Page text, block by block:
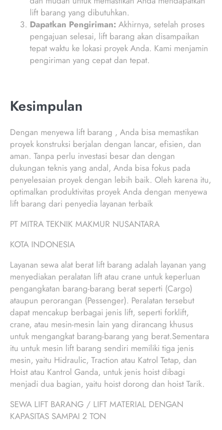
lift barang yang dibutuhkan.
Dapatkan Pengiriman: Akhirnya, setelah proses
pengajuan selesai, lift barang akan disampaikan
tepat waktu ke lokasi proyek Anda. Kami menjamin
pengiriman yang cepat dan tepat.
Kesimpulan
Dengan menyewa lift barang , Anda bisa memastikan
proyek konstruksi berjalan dengan lancar, efisien, dan
aman. Tanpa perlu investasi besar dan dengan
dukungan teknis yang andal, Anda bisa fokus pada
penyelesaian proyek dengan lebih baik. Oleh karena itu,
optimalkan produktivitas proyek Anda dengan menyewa
lift barang dari penyedia layanan terbaik
PT MITRA TEKNIK MAKMUR NUSANTARA
KOTA INDONESIA
Layanan sewa alat berat lift barang adalah layanan yang
menyediakan peralatan lift atau crane untuk keperluan
pengangkatan barang-barang berat seperti (Cargo)
ataupun perorangan (Pessenger). Peralatan tersebut
dapat mencakup berbagai jenis lift, seperti forklift,
crane, atau mesin-mesin lain yang dirancang khusus
untuk mengangkat barang-barang yang berat.Sementara
itu untuk mesin lift barang sendiri memiliki tiga jenis
mesin, yaitu Hidraulic, Traction atau Katrol Tetap, dan
Hoist atau Kantrol Ganda, untuk jenis hoist dibagi
menjadi dua bagian, yaitu hoist dorong dan hoist Tarik.
SEWA LIFT BARANG / LIFT MATERIAL DENGAN
KAPASITAS SAMPAI 2 TON